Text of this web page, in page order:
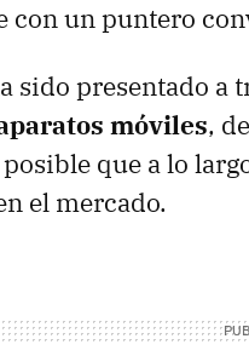
con un puntero
sido presentado a
móviles,
que a lo
el mercado.